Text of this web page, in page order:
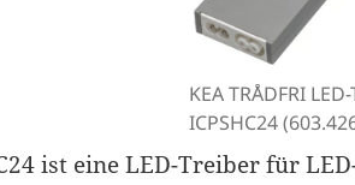
KEA TRÅDFRI
ICPSHC24
ist eine LED-Treiber für